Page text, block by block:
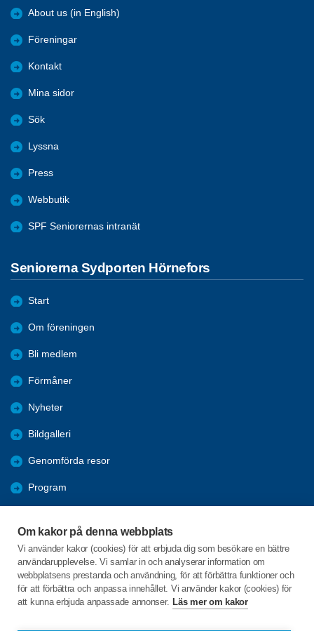
Om kakor på denna webbplats
Vi använder kakor (cookies) för att erbjuda dig som besökare en bättre
användarupplevelse. Vi samlar in och analyserar information om
webbplatsens prestanda och användning, för att förbättra funktioner och
för att förbättra och anpassa innehållet. Vi använder kakor (cookies) för
att kunna erbjuda anpassade annonser. Läs mer om kakor
About us (in English)
Föreningar
Kontakt
Mina sidor
Sök
Lyssna
Press
Webbutik
SPF Seniorernas intranät
Seniorerna Sydporten Hörnefors
Start
Om föreningen
Bli medlem
Förmåner
Nyheter
Bildgalleri
Genomförda resor
Program
Årsmöten
Hänt i Sydporten
C/o:Christer Fredriksson